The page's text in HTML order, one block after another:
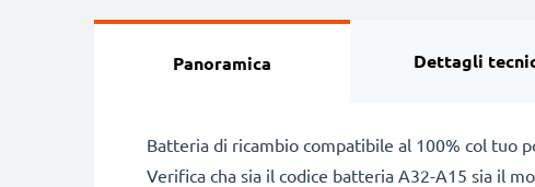
Panoramica Dettagli
Batteria di ricambio compatibile al 100% col tuo
Verifica cha sia il codice batteria A32-A15 sia il